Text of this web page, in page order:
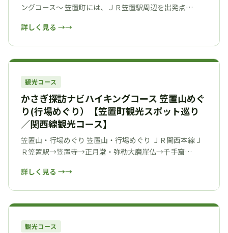
ングコース～ 笠置町には、ＪＲ笠置駅周辺を出発点…
詳しく見る →
観光コース
かさぎ探訪ナビハイキングコース 笠置山めぐ
り(行場めぐり）【笠置町観光スポット巡り
／関西線観光コース】
笠置山・行場めぐり 笠置山・行場めぐり ＪＲ関西本線Ｊ
Ｒ笠置駅→笠置寺→正月堂・弥勒大磨崖仏→千手窟…
詳しく見る →
観光コース